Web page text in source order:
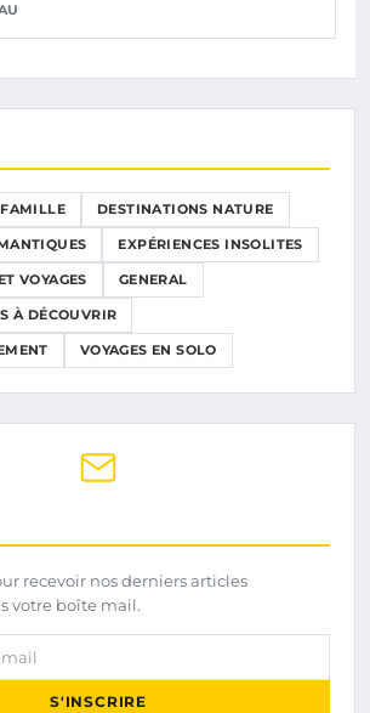
DESTINATIONS NATURE
EXPÉRIENCES INSOLITES
VOYAGES GENERAL
À DÉCOUVRIR
VOYAGES EN SOLO
recevoir nos derniers articles
votre boîte mail.
S'INSCRIRE